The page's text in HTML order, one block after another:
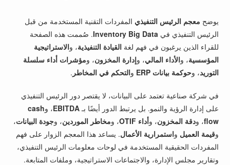
يوضح معجم الرئيس التنفيذي المفردات التقنية المستخدمة من قبل
الرئيس التنفيذي فيInventory Big Data. صُممت هذه الصفحة
للقراء الذين يرغبون في فهم لغةالقيادة التنفيذية، والاستراتيجية
المؤسسية، والأداء المالي، وإدارة المخزون، ومؤشرات أداء سلسلة
التوريد، وحوكمة بيانات ERP والتحكم في المخاطر .
في شركة صناعية تعتمد على البيانات، لا يقتصر دور الرئيس التنفيذي
على إدارة الرؤية والنمو. بل يرتبط الدور أيضًا بـEBITDA، وcash
flow، ودقة المخزون، وأداء OTIF ، ومخاطر الموردين، وجودة البيانات،
وقيمة العميل واستمرارية الأعمال. يساعد هذا المعجم الزوار على فهم
المفردات الحقيقية المستخدمة في لوحات معلومات الرئيس التنفيذي،
وتقارير مجلس الإدارة، والاجتماعات الاستراتيجية، وملفات المتابعة.